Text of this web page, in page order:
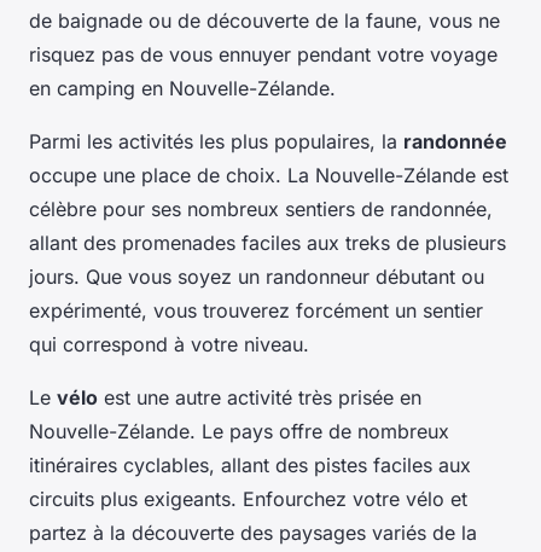
de baignade ou de découverte de la faune, vous ne
risquez pas de vous ennuyer pendant votre voyage
en camping en Nouvelle-Zélande.
Parmi les activités les plus populaires, la randonnée
occupe une place de choix. La Nouvelle-Zélande est
célèbre pour ses nombreux sentiers de randonnée,
allant des promenades faciles aux treks de plusieurs
jours. Que vous soyez un randonneur débutant ou
expérimenté, vous trouverez forcément un sentier
qui correspond à votre niveau.
Le vélo est une autre activité très prisée en
Nouvelle-Zélande. Le pays offre de nombreux
itinéraires cyclables, allant des pistes faciles aux
circuits plus exigeants. Enfourchez votre vélo et
partez à la découverte des paysages variés de la